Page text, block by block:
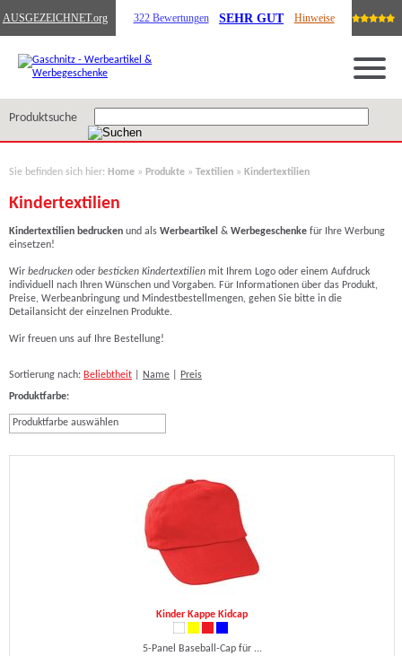
AUSGEZEICHNET.org 322 Bewertungen SEHR GUT Hinweise
Produktsuche
Sie befinden sich hier: Home » Produkte » Textilien » Kindertextilien
Kindertextilien
Kindertextilien bedrucken und als Werbeartikel & Werbegeschenke für Ihre Werbung
einsetzen!
Wir bedrucken oder besticken Kindertextilien mit Ihrem Logo oder einem Aufdruck
individuell nach Ihren Wünschen und Vorgaben. Für Informationen über das Produkt,
Preise, Werbeanbringung und Mindestbestellmengen, gehen Sie bitte in die
Detailansicht der einzelnen Produkte.
Wir freuen uns auf Ihre Bestellung!
Sortierung nach: Beliebtheit Name
Preis
Produktfarbe:
Produktfarbe auswählen
Kinder Kappe Kidcap
5-Panel Baseball-Cap für ...